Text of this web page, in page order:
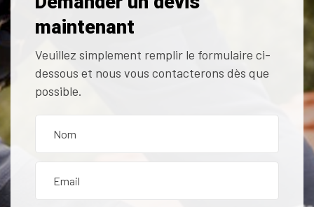
maintenant
Veuillez simplement remplir le formulaire ci-
dessous et nous vous contacterons dès que
possible.